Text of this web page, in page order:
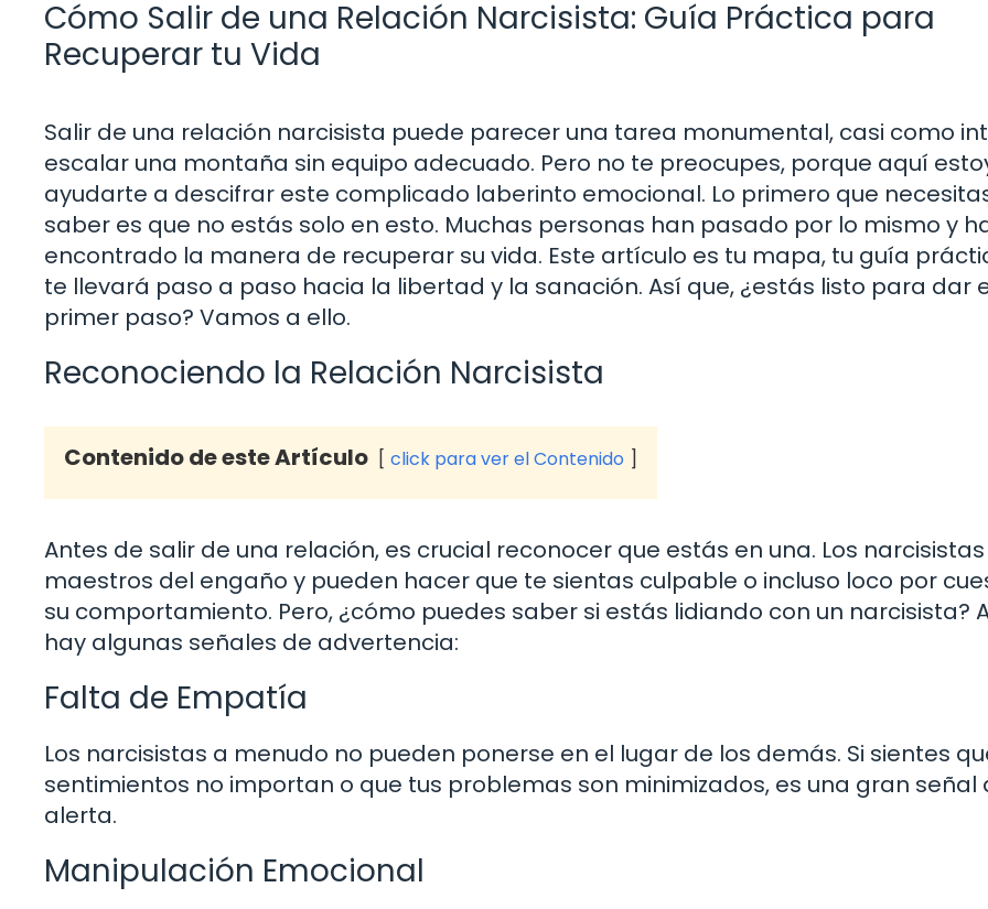
Cómo Salir de una Relación Narcisista: Guía Práctica para
Recuperar tu Vida
Salir de una relación narcisista puede parecer una tarea monumental, casi como
escalar una montaña sin equipo adecuado. Pero no te preocupes, porque aquí
ayudarte a descifrar este complicado laberinto emocional. Lo primero que
saber es que no estás solo en esto. Muchas personas han pasado por lo mismo y
encontrado la manera de recuperar su vida. Este artículo es tu mapa, tu guía
te llevará paso a paso hacia la libertad y la sanación. Así que, ¿estás listo para dar
primer paso? Vamos a ello.
Reconociendo la Relación Narcisista
Contenido de este Artículo click para ver el Contenido
Antes de salir de una relación, es crucial reconocer que estás en una. Los
maestros del engaño y pueden hacer que te sientas culpable o incluso loco por
su comportamiento. Pero, ¿cómo puedes saber si estás lidiando con un narcisista?
hay algunas señales de advertencia:
Falta de Empatía
Los narcisistas a menudo no pueden ponerse en el lugar de los demás. Si sientes
sentimientos no importan o que tus problemas son minimizados, es una gran señal
alerta.
Manipulación Emocional